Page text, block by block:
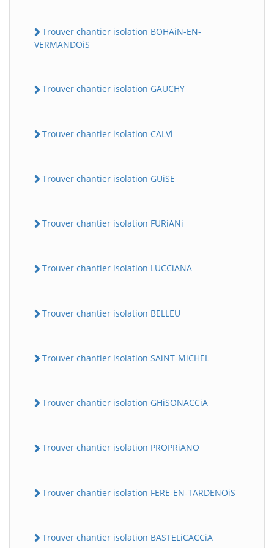
Trouver chantier isolation BOHAiN-EN-
VERMANDOiS
Trouver chantier isolation GAUCHY
Trouver chantier isolation CALVi
Trouver chantier isolation GUiSE
Trouver chantier isolation FURiANi
Trouver chantier isolation LUCCiANA
Trouver chantier isolation BELLEU
Trouver chantier isolation SAiNT-MiCHEL
Trouver chantier isolation GHiSONACCiA
Trouver chantier isolation PROPRiANO
Trouver chantier isolation FERE-EN-TARDENOiS
Trouver chantier isolation BASTELiCACCiA